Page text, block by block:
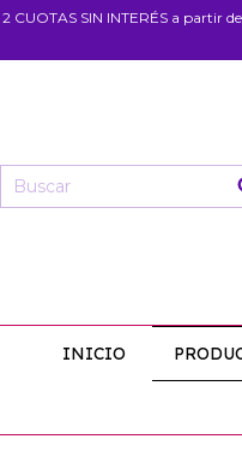
2 CUOTAS SIN INTERÉS a partir
INICIO